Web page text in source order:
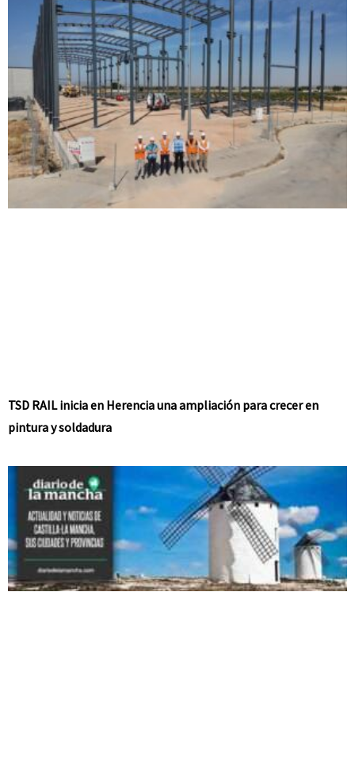
TSD RAIL inicia en Herencia una ampliación para crecer en
pintura y soldadura